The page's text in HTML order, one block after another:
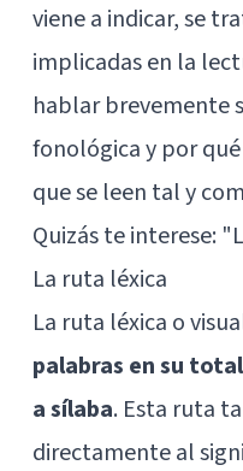
viene a indicar, se
implicadas en la
hablar brevemente
fonológica y por
que se leen tal y
Quizás te interese:
La ruta léxica
La ruta léxica o
palabras en su
a sílaba. Esta ruta
directamente al